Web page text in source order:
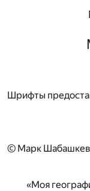
Шрифты
© Марк
«Моя